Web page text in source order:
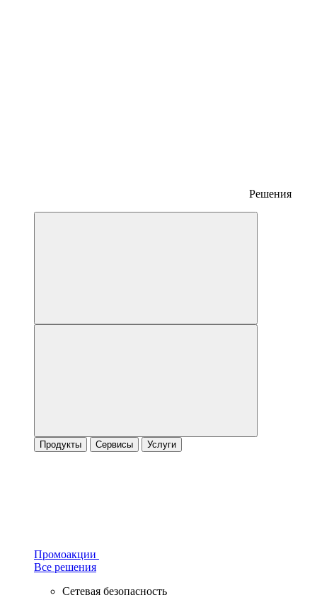
Решения
Продукты Сервисы Услуги
Промоакции
Все решения
Сетевая безопасность